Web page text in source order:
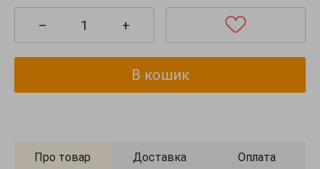
– +
В кошик
Про товар Доставка Оплата